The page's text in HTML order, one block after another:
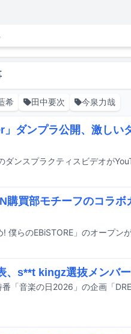
希 田中要次 今泉力哉
ダンプラ公開、激しい
買部モチーフのコラボ
、s**t kingz選抜メンバ